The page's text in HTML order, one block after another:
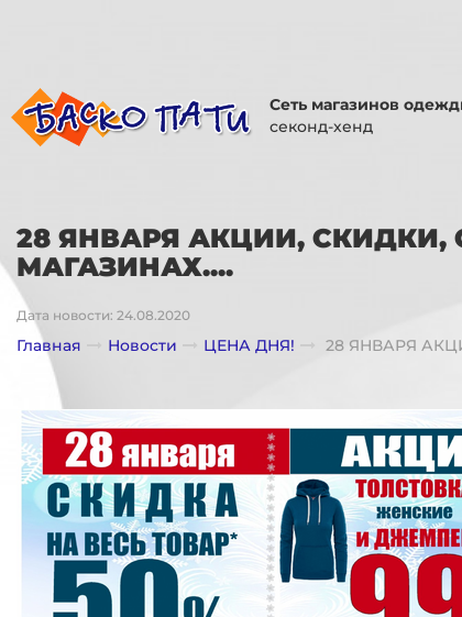
Сеть магазинов
секонд-хенд
28 ЯНВАРЯ АКЦИИ,
МАГАЗИНАХ....
Дата новости: 24.08.2020
Главная Новости ЦЕНА ДНЯ! 28 ЯНВАРЯ